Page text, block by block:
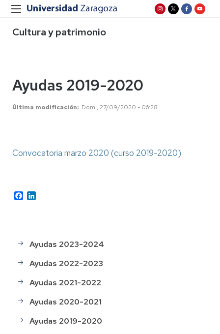
Cultura y patrimonio
Ayudas 2019-2020
Última modificación Dom , 27/09/2020 - 06:28
Convocatoria marzo 2020 (curso 2019-2020)
Facebook
Menú
Histórico
de
ayudas
Ayudas 2023-2024
Ayudas 2022-2023
Ayudas 2021-2022
Ayudas 2020-2021
Ayudas 2019-2020